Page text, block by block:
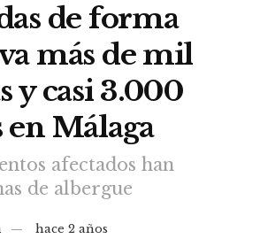
de forma
más de mil
y casi 3.000
en Málaga
afectados han
de albergue
hace 2 años